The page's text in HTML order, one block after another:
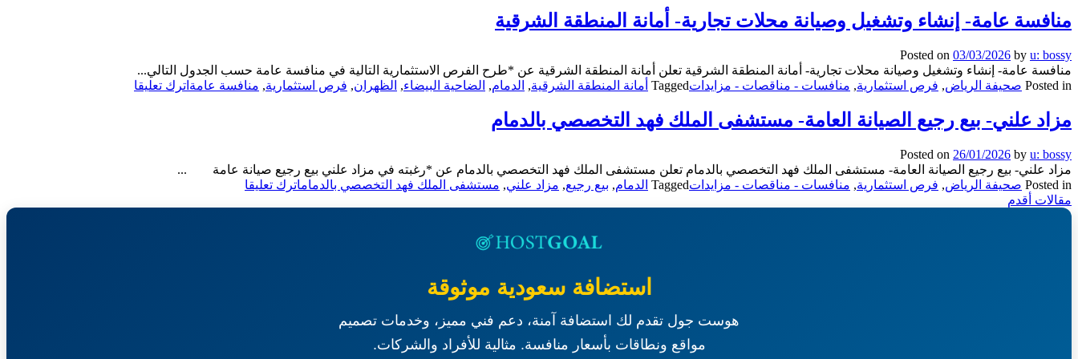
منافسة عامة- إنشاء وتشغيل وصيانة محلات تجارية- أمانة المنطقة الشرقية
Posted on 03/03/2026 by u: bossy
منافسة عامة- إنشاء وتشغيل وصيانة محلات تجارية- أمانة المنطقة الشرقية تعلن أمانة المنطقة الشرقية عن *طرح الفرص الاستثمارية التالية في منافسة عامة حسب الجدول التالي...
Posted in صحيفة الرياض, فرص استثمارية, منافسات - مناقصات - مزايداتTagged أمانة المنطقة الشرقية, الدمام, الضاحية البيضاء, الظهران, فرص استثمارية, منافسة عامة اترك تعليقا
أمانة
مزاد علني- بيع رجيع الصيانة العامة- مستشفى الملك فهد التخصصي بالدمام
Posted on 26/01/2026 by u: bossy
مزاد علني- بيع رجيع الصيانة العامة- مستشفى الملك فهد التخصصي بالدمام تعلن مستشفى الملك فهد التخصصي بالدمام عن *رغبته في مزاد علني بيع رجيع صيانة عامة ...
Posted in صحيفة الرياض, فرص استثمارية, منافسات - مناقصات - مزايداتTagged الدمام, بيع رجيع, مزاد علني, مستشفى الملك فهد التخصصي بالدماماترك تعليقا
تصفّح
مقالات أقدم
استضافة سعودية موثوقة
هوست جول تقدم لك استضافة آمنة، دعم فني مميز، وخدمات تصميم
مواقع ونطاقات بأسعار منافسة. مثالية للأفراد والشركات.